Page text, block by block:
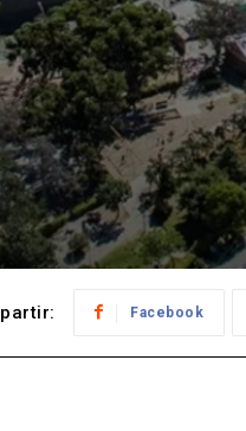
Facebook